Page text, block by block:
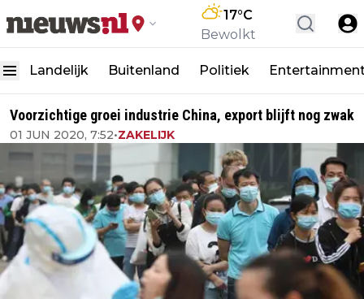
17°C
Bewolkt
Landelijk Buitenland Politiek
Voorzichtige groei industrie China, export blijft nog zwak
01 JUN 2020, 7:52•ZAKELIJK